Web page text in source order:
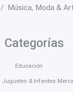
Música, Moda &
Categorías
Educación
Juguetes & Infantes